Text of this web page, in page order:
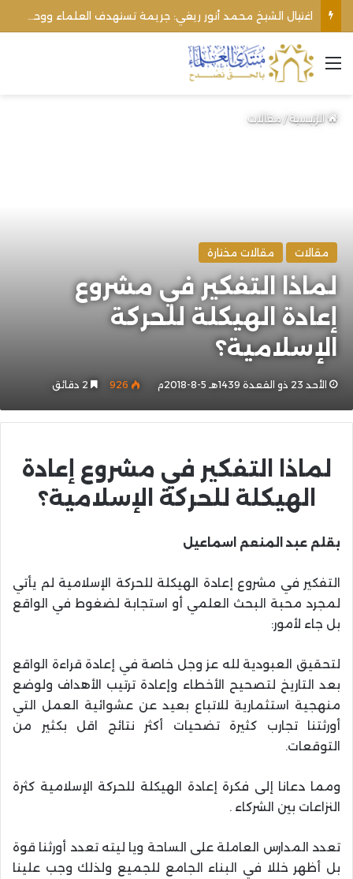
القائمة
الرئيسية/مقالات
مقالات مقالات مختارة
لماذا التفكير في مشروع
إعادة الهيكلة للحركة
الإسلامية؟
الأحد 23 ذو القعدة 1439هـ 5-8-2018م 926
لماذا التفكير في مشروع إعادة
الهيكلة للحركة الإسلامية؟
بقلم عبد المنعم اسماعيل
التفكير في مشروع إعادة الهيكلة للحركة الإسلامية لم يأتي
لمجرد محبة البحث العلمي أو استجابة لضغوط في الواقع
بل جاء لأمور:
لتحقيق العبودية لله عز وجل خاصة في إعادة قراءة الواقع
بعد التاريخ لتصحيح الأخطاء وإعادة ترتيب الأهداف ولوضع
منهجية استثمارية للاتباع بعيد عن عشوائية العمل التي
أورثتنا تجارب كثيرة تضحيات أكثر نتائج اقل بكثير من
التوقعات.
ومما دعانا إلى فكرة إعادة الهيكلة للحركة الإسلامية كثرة
النزاعات بين الشركاء .
تعدد المدارس العاملة على الساحة ويا ليته تعدد أورثنا قوة
بل أظهر خللا في البناء الجامع للجميع ولذلك وجب علينا